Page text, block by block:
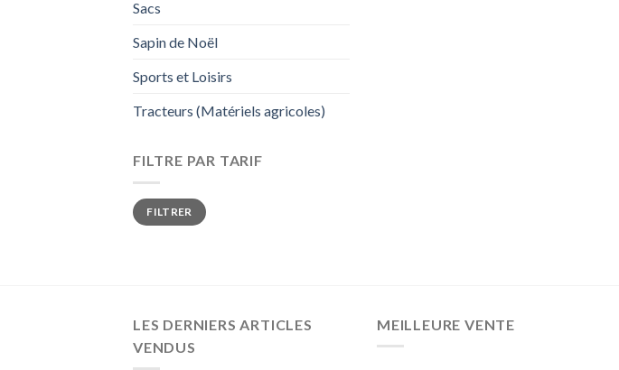
Sacs
Sapin de Noël
Sports et Loisirs
Tracteurs (Matériels agricoles)
FILTRE PAR TARIF
FILTRER
LES DERNIERS ARTICLES
VENDUS
MEILLEURE VENTE